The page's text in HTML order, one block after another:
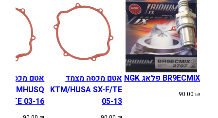
ש
ל
ט
BR9ECMIX פלאג NGK
90.00 ₪
אטם מכסה מצמד
KTM/HUSA SX-F/TE
05-13
אטם מכסה
KTMHUSQ
TE 03-16